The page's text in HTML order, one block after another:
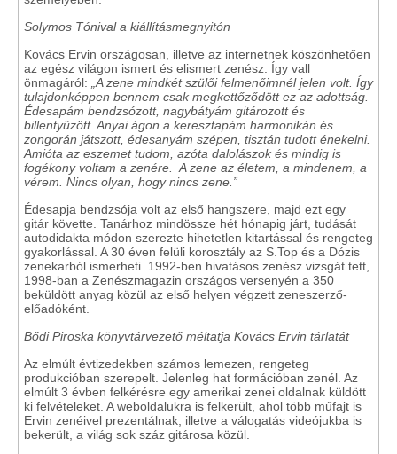
Solymos Tónival a kiállításmegnyitón
Kovács Ervin országosan, illetve az internetnek köszönhetően
az egész világon ismert és elismert zenész. Így vall
önmagáról:
„A zene mindkét szülői felmenőimnél jelen volt. Így
tulajdonképpen bennem csak megkettőződött ez az adottság.
Édesapám bendzsózott, nagybátyám gitározott és
billentyűzött. Anyai ágon a keresztapám harmonikán és
zongorán játszott, édesanyám szépen, tisztán tudott énekelni.
Amióta az eszemet tudom, azóta dalolászok és mindig is
fogékony voltam a zenére. A zene az életem, a mindenem, a
vérem. Nincs olyan, hogy nincs zene.”
Édesapja bendzsója volt az első hangszere, majd ezt egy
gitár követte. Tanárhoz mindössze hét hónapig járt, tudását
autodidakta módon szerezte hihetetlen kitartással és rengeteg
gyakorlással. A 30 éven felüli korosztály az S.Top és a Dózis
zenekarból ismerheti. 1992-ben hivatásos zenész vizsgát tett,
1998-ban a Zenészmagazin országos versenyén a 350
beküldött anyag közül az első helyen végzett zeneszerző-
előadóként.
Bődi Piroska könyvtárvezető méltatja Kovács Ervin tárlatát
Az elmúlt évtizedekben számos lemezen, rengeteg
produkcióban szerepelt. Jelenleg hat formációban zenél. Az
elmúlt 3 évben felkérésre egy amerikai zenei oldalnak küldött
ki felvételeket. A weboldalukra is felkerült, ahol több műfajt is
Ervin zenéivel prezentálnak, illetve a válogatás videójukba is
bekerült, a világ sok száz gitárosa közül.